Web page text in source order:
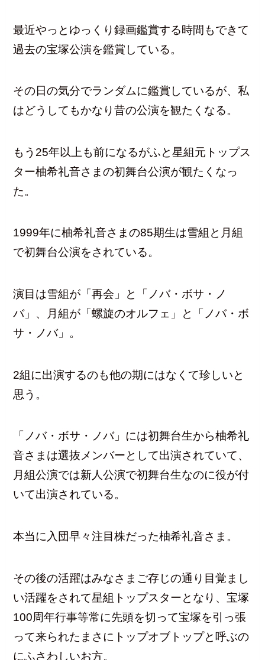
最近やっとゆっくり録画鑑賞する時間もできて
過去の宝塚公演を鑑賞している。
その日の気分でランダムに鑑賞しているが、私
はどうしてもかなり昔の公演を観たくなる。
もう25年以上も前になるがふと星組元トップス
ター柚希礼音さまの初舞台公演が観たくなっ
た。
1999年に柚希礼音さまの85期生は雪組と月組
で初舞台公演をされている。
演目は雪組が「再会」と「ノバ・ボサ・ノ
バ」、月組が「螺旋のオルフェ」と「ノバ・ボ
サ・ノバ」。
2組に出演するのも他の期にはなくて珍しいと
思う。
「ノバ・ボサ・ノバ」には初舞台生から柚希礼
音さまは選抜メンバーとして出演されていて、
月組公演では新人公演で初舞台生なのに役が付
いて出演されている。
本当に入団早々注目株だった柚希礼音さま。
その後の活躍はみなさまご存じの通り目覚まし
い活躍をされて星組トップスターとなり、宝塚
100周年行事等常に先頭を切って宝塚を引っ張
って来られたまさにトップオブトップと呼ぶの
にふさわしいお方。